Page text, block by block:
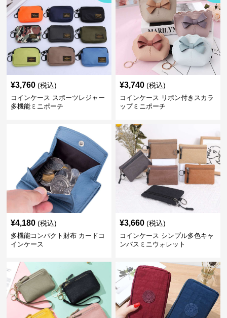
¥3,760 (税込)
コインケース スポーツレジャー
多機能ミニポーチ
¥3,740 (税込)
コインケース リボン付きスカラ
ップミニポーチ
¥4,180 (税込)
多機能コンパクト財布 カードコ
インケース
¥3,660 (税込)
コインケース シンプル多色キャ
ンバスミニウォレット